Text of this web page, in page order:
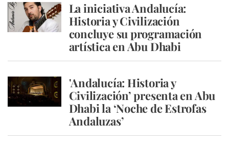
La iniciativa Andalucía:
Historia y Civilización
concluye su programación
artística en Abu Dhabi
'Andalucía: Historia y
Civilización’ presenta en Abu
Dhabi la ‘Noche de Estrofas
Andaluzas’